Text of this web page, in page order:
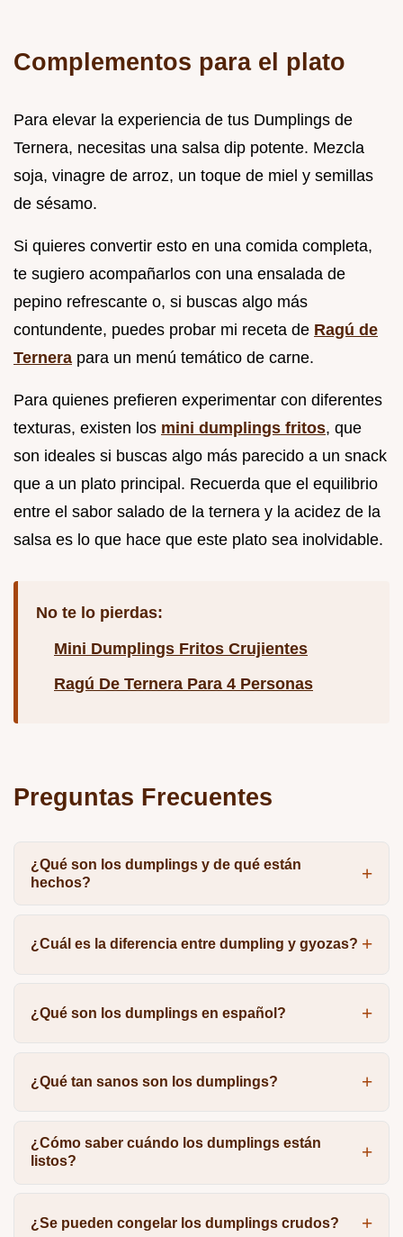
Complementos para el plato
Para elevar la experiencia de tus Dumplings de
Ternera, necesitas una salsa dip potente. Mezcla
soja, vinagre de arroz, un toque de miel y semillas
de sésamo.
Si quieres convertir esto en una comida completa,
te sugiero acompañarlos con una ensalada de
pepino refrescante o, si buscas algo más
contundente, puedes probar mi receta de Ragú de
Ternera para un menú temático de carne.
Para quienes prefieren experimentar con diferentes
texturas, existen los mini dumplings fritos, que
son ideales si buscas algo más parecido a un snack
que a un plato principal. Recuerda que el equilibrio
entre el sabor salado de la ternera y la acidez de la
salsa es lo que hace que este plato sea inolvidable.
No te lo pierdas:
Mini Dumplings Fritos Crujientes
Ragú De Ternera Para 4 Personas
Preguntas Frecuentes
¿Qué son los dumplings y de qué están
hechos?
¿Cuál es la diferencia entre dumpling y gyozas?
¿Qué son los dumplings en español?
¿Qué tan sanos son los dumplings?
¿Cómo saber cuándo los dumplings están
listos?
¿Se pueden congelar los dumplings crudos?